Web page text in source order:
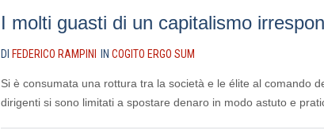
I molti guasti di un capitalismo
DI FEDERICO RAMPINI IN COGITO ERGO SUM
Si è consumata una rottura tra la società e le élite al comando
dirigenti si sono limitati a spostare denaro in modo astuto e